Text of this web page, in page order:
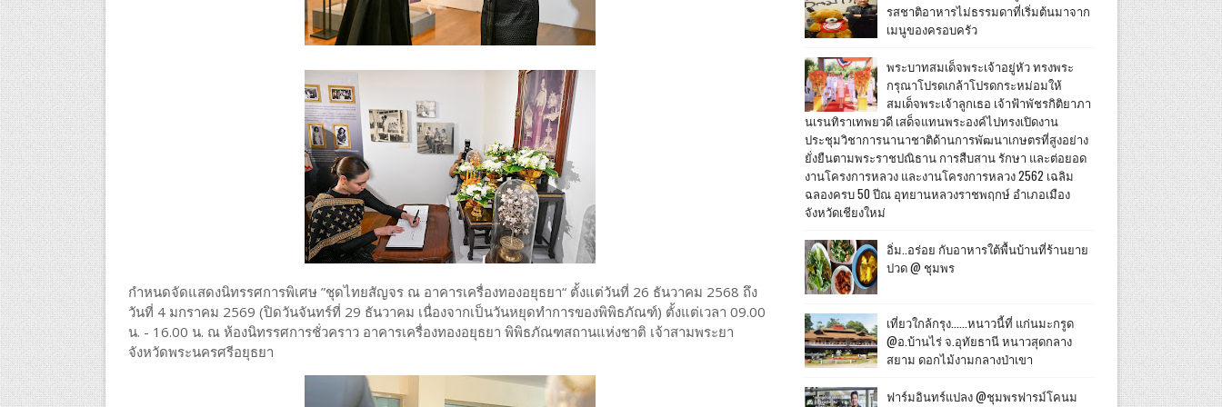
กำหนดจัดแสดงนิทรรศการพิเศษ ”ชุดไทยสัญจร ณ อาคารเครื่องทองอยุธยา“ ตั้งแต่วันที่ 26 ธันวาคม 2568 ถึง
วันที่ 4 มกราคม 2569 (ปิดวันจันทร์ที่ 29 ธันวาคม เนื่องจากเป็นวันหยุดทำการของพิพิธภัณฑ์) ตั้งแต่เวลา 09.00
น. - 16.00 น. ณ ห้องนิทรรศการชั่วคราว อาคารเครื่องทองอยุธยา พิพิธภัณฑสถานแห่งชาติ เจ้าสามพระยา
จังหวัดพระนครศรีอยุธยา
รสชาติอาหารไม่ธรรมดาที่เริ่มต้นมาจาก
เมนูของครอบครัว
พระบาทสมเด็จพระเจ้าอยู่หัว ทรงพระ
กรุณาโปรดเกล้าโปรดกระหม่อมให้
สมเด็จพระเจ้าลูกเธอ เจ้าฟ้าพัชรกิติยาภา
นเรนทิราเทพยวดี เสด็จแทนพระองค์ไปทรงเปิดงาน
ประชุมวิชาการนานาชาติด้านการพัฒนาเกษตรที่สูงอย่าง
ยั่งยืนตามพระราชปณิธาน การสืบสาน รักษา และต่อยอด
งานโครงการหลวง และงานโครงการหลวง 2562 เฉลิม
ฉลองครบ 50 ปีณ อุทยานหลวงราชพฤกษ์ อำเภอเมือง
จังหวัดเชียงใหม่
อิ่ม..อร่อย กับอาหารใต้พื้นบ้านที่ร้านยาย
ปวด @ ชุมพร
เที่ยวใกล้กรุง......หนาวนี้ที่ แก่นมะกรูด
@อ.บ้านไร่ จ.อุทัยธานี หนาวสุดกลาง
สยาม ดอกไม้งามกลางป่าเขา
ฟาร์มอินทร์แปลง @ชุมพรฟารม์โคนม